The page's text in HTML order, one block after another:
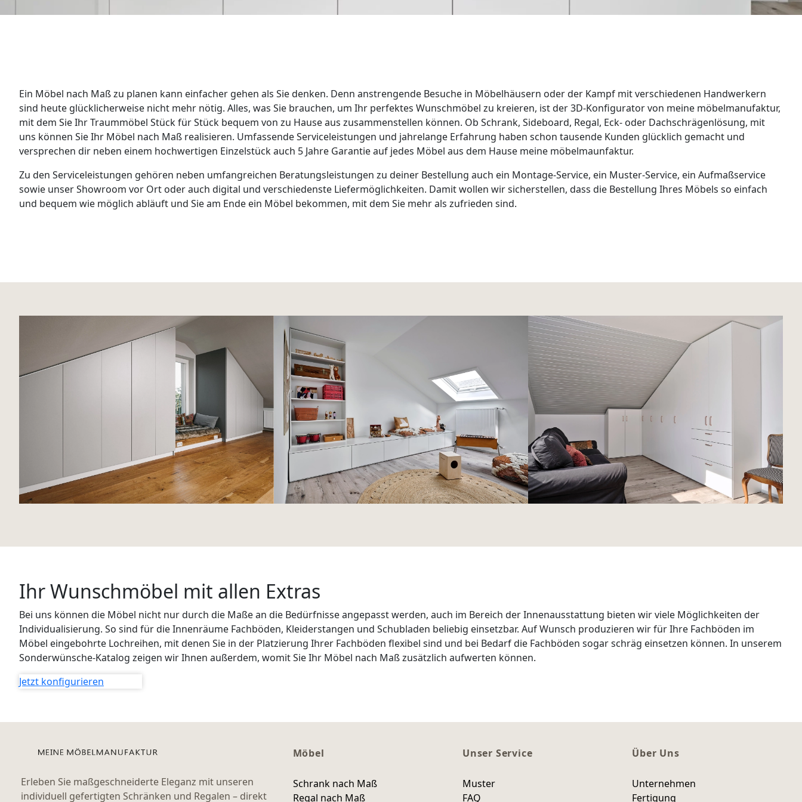
Ein Möbel nach Maß zu planen kann einfacher gehen als Sie denken. Denn anstrengende Besuche in Möbelhäusern oder der Kampf mit verschiedenen Handwerkern
sind heute glücklicherweise nicht mehr nötig. Alles, was Sie brauchen, um Ihr perfektes Wunschmöbel zu kreieren, ist der 3D-Konfigurator von meine möbelmanufaktur,
mit dem Sie Ihr Traummöbel Stück für Stück bequem von zu Hause aus zusammenstellen können. Ob Schrank, Sideboard, Regal, Eck- oder Dachschrägenlösung, mit
uns können Sie Ihr Möbel nach Maß realisieren. Umfassende Serviceleistungen und jahrelange Erfahrung haben schon tausende Kunden glücklich gemacht und
versprechen dir neben einem hochwertigen Einzelstück auch 5 Jahre Garantie auf jedes Möbel aus dem Hause meine möbelmaunfaktur.
Zu den Serviceleistungen gehören neben umfangreichen Beratungsleistungen zu deiner Bestellung auch ein Montage-Service, ein Muster-Service, ein Aufmaßservice
sowie unser Showroom vor Ort oder auch digital und verschiedenste Liefermöglichkeiten. Damit wollen wir sicherstellen, dass die Bestellung Ihres Möbels so einfach
und bequem wie möglich abläuft und Sie am Ende ein Möbel bekommen, mit dem Sie mehr als zufrieden sind.
Ihr Wunschmöbel mit allen Extras
Bei uns können die Möbel nicht nur durch die Maße an die Bedürfnisse angepasst werden, auch im Bereich der Innenausstattung bieten wir viele Möglichkeiten der
Individualisierung. So sind für die Innenräume Fachböden, Kleiderstangen und Schubladen beliebig einsetzbar. Auf Wunsch produzieren wir für Ihre Fachböden im
Möbel eingebohrte Lochreihen, mit denen Sie in der Platzierung Ihrer Fachböden flexibel sind und bei Bedarf die Fachböden sogar schräg einsetzen können. In unserem
Sonderwünsche-Katalog zeigen wir Ihnen außerdem, womit Sie Ihr Möbel nach Maß zusätzlich aufwerten können.
Jetzt konfigurieren
Erleben Sie maßgeschneiderte Eleganz mit unseren
individuell gefertigten Schränken und Regalen – direkt
Möbel
Schrank nach Maß
Regal nach Maß
Unser Service
Muster
FAQ
Über Uns
Unternehmen
Fertigung